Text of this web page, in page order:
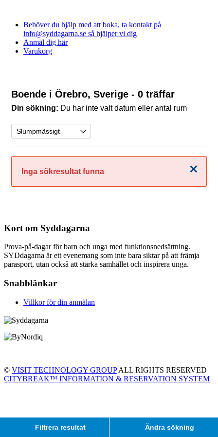
Behöver du hjälp med att boka, ta kontakt på
info@syddagarna.se så hjälper vi dig
Anmäl dig här
Varukorg
Boende i Örebro, Sverige - 0 träffar
Din sökning: Du har inte valt datum eller antal rum
Stäng
Inga sökresultat funna
Filtrera resultat Ändra sökning
Kort om Syddagarna
Prova-på-dagar för barn och unga med funktionsnedsättning.
SYDdagarna är ett evenemang som inte bara siktar på att främja
parasport, utan också att stärka samhället och inspirera unga.
Snabblänkar
Villkor för din anmälan
© VISIT TECHNOLOGY GROUPALL RIGHTS RESERVED
CITYBREAK™ INFORMATION & RESERVATION SYSTEM